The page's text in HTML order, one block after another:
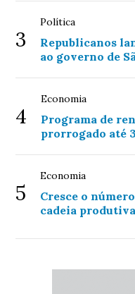
3
Política
Republicanos
ao governo de
4
Economia
Programa de
prorrogado até
5
Economia
Cresce o
cadeia